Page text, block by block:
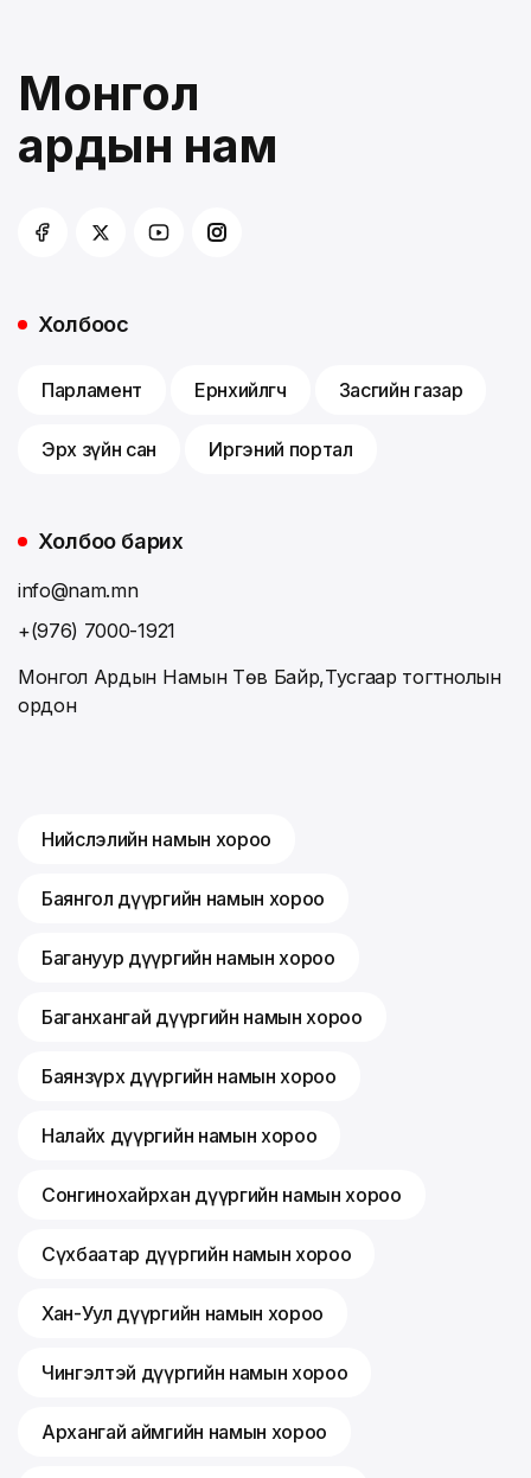
Монгол
ардын нам
Холбоос
Парламент Ерөнхийлөгч Засгийн газар
Эрх зүйн сан Иргэний портал
Холбоо барих
info@nam.mn
+(976) 7000-1921
Монгол Ардын Намын Төв Байр,Тусгаар тогтнолын
ордон
Нийслэлийн намын хороо
Баянгол дүүргийн намын хороо
Багануур дүүргийн намын хороо
Баганхангай дүүргийн намын хороо
Баянзүрх дүүргийн намын хороо
Налайх дүүргийн намын хороо
Сонгинохайрхан дүүргийн намын хороо
Сүхбаатар дүүргийн намын хороо
Хан-Уул дүүргийн намын хороо
Чингэлтэй дүүргийн намын хороо
Архангай аймгийн намын хороо